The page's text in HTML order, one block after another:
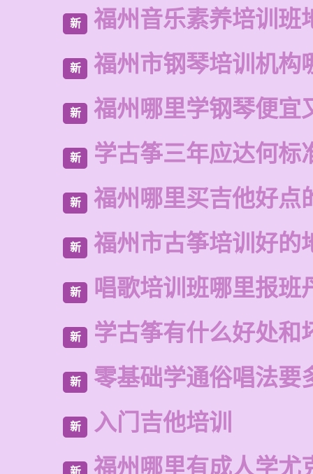
新 福州音乐素养培训班
新 福州市钢琴培训机构
新 福州哪里学钢琴便宜
新 学古筝三年应达何标
新 福州哪里买吉他好点
新 福州市古筝培训好的
新 唱歌培训班哪里报班
新 学古筝有什么好处和
新 零基础学通俗唱法要
新 入门吉他培训
新 福州哪里有成人学尤